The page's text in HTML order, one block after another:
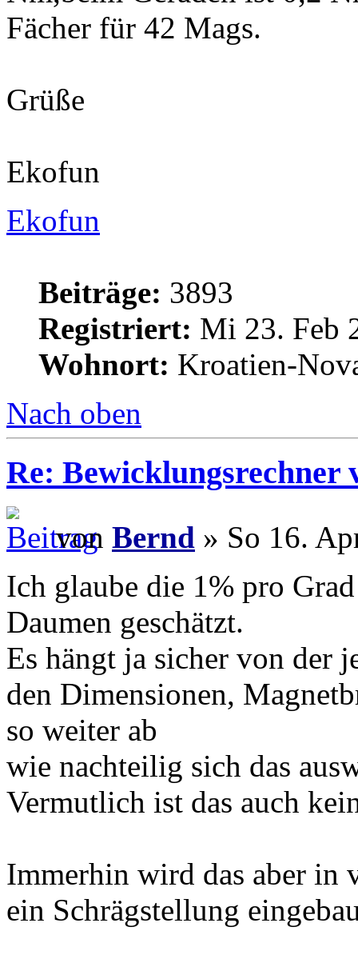
Fächer für 42 Mags.
Grüße
Ekofun
Ekofun
Beiträge: 3893
Registriert: Mi 23. Feb
Wohnort: Kroatien-
Nach oben
Re: Bewicklungsrechner
von Bernd » So 16.
Ich glaube die 1% pro
Daumen geschätzt.
Es hängt ja sicher von der
den Dimensionen,
so weiter ab
wie nachteilig sich das
Vermutlich ist das auch
Immerhin wird das aber in
ein Schrägstellung